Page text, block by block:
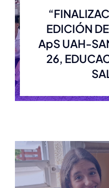
EDICIÓN
ApS UAH-
26,